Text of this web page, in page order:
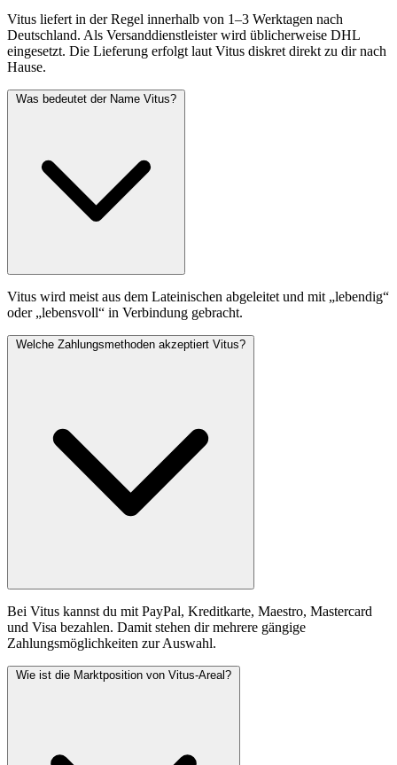
Vitus liefert in der Regel innerhalb von 1–3 Werktagen nach
Deutschland. Als Versanddienstleister wird üblicherweise DHL
eingesetzt. Die Lieferung erfolgt laut Vitus diskret direkt zu dir nach
Hause.
Was bedeutet der Name Vitus?
Vitus wird meist aus dem Lateinischen abgeleitet und mit „lebendig“
oder „lebensvoll“ in Verbindung gebracht.
Welche Zahlungsmethoden akzeptiert Vitus?
Bei Vitus kannst du mit PayPal, Kreditkarte, Maestro, Mastercard
und Visa bezahlen. Damit stehen dir mehrere gängige
Zahlungsmöglichkeiten zur Auswahl.
Wie ist die Marktposition von Vitus-Areal?